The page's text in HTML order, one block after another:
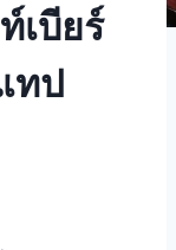
เบียร์
ทป